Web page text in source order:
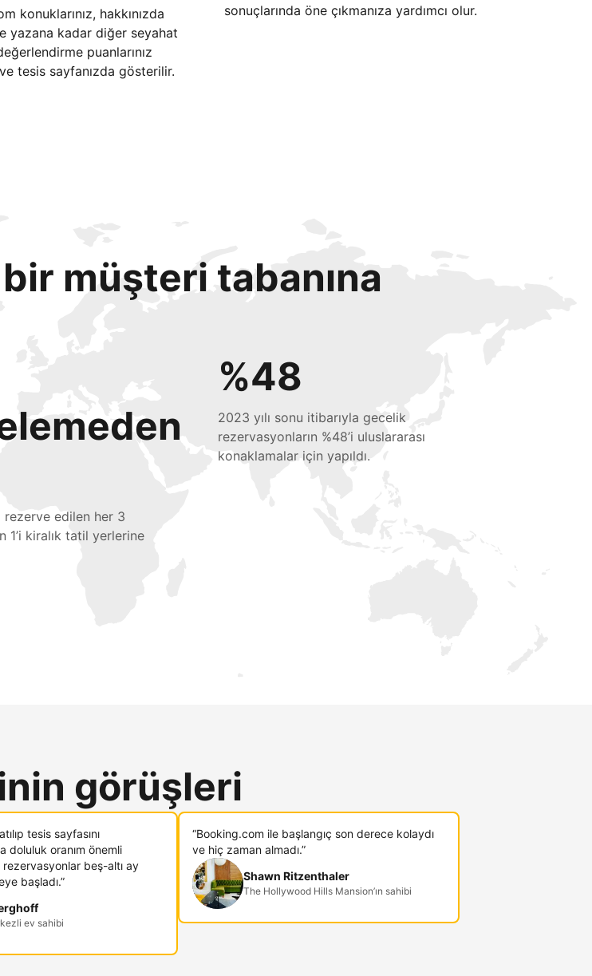
konuklarınız, hakkınızda
yazana kadar diğer seyahat
puanlarınız
tesis sayfanızda gösterilir.
sonuçlarında öne çıkmanıza yardımcı olur.
müşteri tabanına
rezerve edilen her 3
1’i kiralık tatil yerlerine
%48
2023 yılı sonu itibarıyla gecelik
rezervasyonların %48’i uluslararası
konaklamalar için yapıldı.
görüşleri
tesis sayfasını
doluluk oranım önemli
beş-altı ay
başladı.”
ev sahibi
“Booking.com ile başlangıç son derece kolaydı
ve hiç zaman almadı.”
Shawn Ritzenthaler
The Hollywood Hills Mansion’ın sahibi